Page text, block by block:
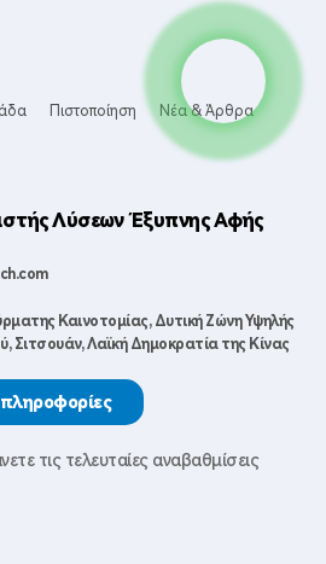
Πιστοποίηση
Νέα & Άρθρα
Λύσεων Έξυπνης Αφής
Καινοτομίας, Δυτική Ζώνη Υψηλής
Σιτσουάν, Λαϊκή Δημοκρατία της Κίνας
τις τελευταίες αναβαθμίσεις